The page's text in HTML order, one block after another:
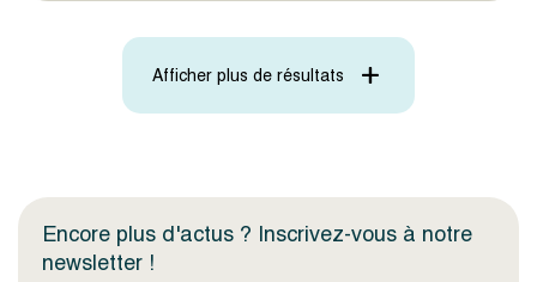
Afficher plus de résultats
Encore plus d'actus ? Inscrivez-vous à notre
newsletter !